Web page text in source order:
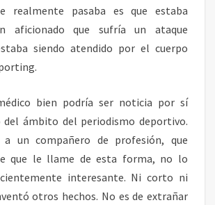
realmente pasaba es que estaba
aficionado que sufría un ataque
siendo atendido por el cuerpo
bien podría ser noticia por sí
ámbito del periodismo deportivo.
a un compañero de profesión, que
que le llame de esta forma, no lo
interesante. Ni corto ni
otros hechos. No es de extrañar